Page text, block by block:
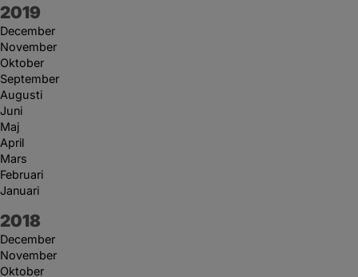
År:
2019
December
November
Oktober
September
Augusti
Juni
Maj
April
Mars
Februari
Januari
År:
2018
December
November
Oktober